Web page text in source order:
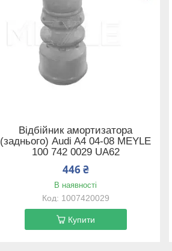
Відбійник амортизатора
(заднього) Audi A4 04-08 MEYLE
100 742 0029 UA62
446 ₴
В наявності
1007420029
Купити